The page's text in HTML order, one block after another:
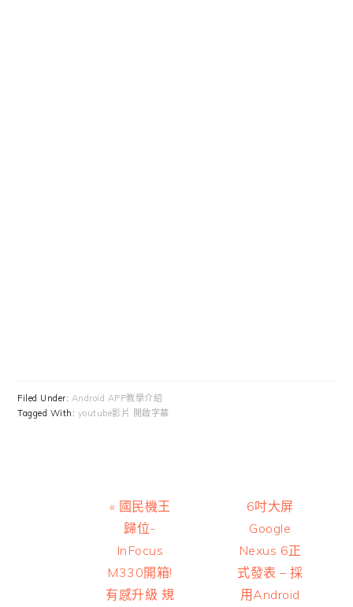
Filed Under: Android APP教學介紹
Tagged With: youtube影片 開啟字幕
Previous
Post:
« 國民機王
歸位-
InFocus
M330開箱!
有感升級 規
Next
Post:
6吋大屏
Google
Nexus 6正
式發表 – 採
用Android